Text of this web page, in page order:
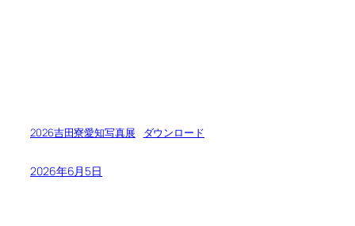
2026吉田寮愛知写真展 ダウンロード
2026年6月5日